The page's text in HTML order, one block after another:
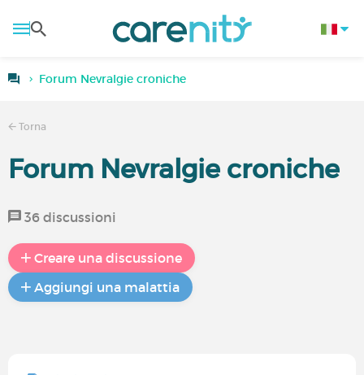
Forum Nevralgie croniche
Torna
Forum Nevralgie croniche
36 discussioni
Creare una discussione
Aggiungi una malattia